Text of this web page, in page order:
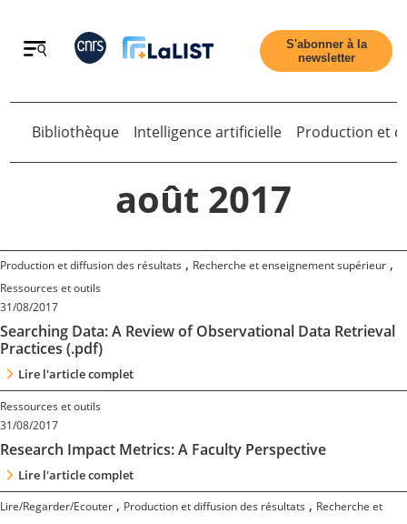
Retour
Accueil
Tous les articles
Qui sommes nous ?
Contact
Nous suivre
S'abonner à la
newsletter
Bibliothèque Intelligence artificielle Production et
août 2017
Production et diffusion des résultats , Recherche et enseignement supérieur ,
Ressources et outils
31/08/2017
Searching Data: A Review of Observational Data Retrieval
Practices (.pdf)
Lire l'article complet
Ressources et outils
31/08/2017
Research Impact Metrics: A Faculty Perspective
Lire l'article complet
Lire/Regarder/Ecouter , Production et diffusion des résultats , Recherche et